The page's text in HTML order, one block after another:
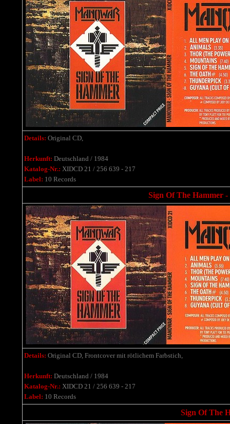
Details: Original CD,
Herkunft: Deutschland / 1984
Katalog-Nr.: XIDCD 21 / 256 639 - 217
Label: 10 Records
Sign Of The Hammer
Details: Original CD, Frontcover mit rötlichem Farbstich,
Herkunft: Deutschland / 1984
Katalog-Nr.: XIDCD 21 / 256 639 - 217
Label: 10 Records
Sign Of The